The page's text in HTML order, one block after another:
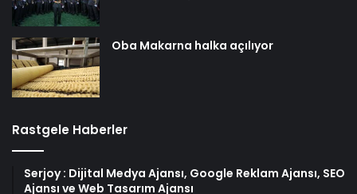
Oba Makarna halka açılıyor
Rastgele Haberler
Serjoy : Dijital Medya Ajansı, Google Reklam Ajansı, SEO
Ajansı ve Web Tasarım Ajansı